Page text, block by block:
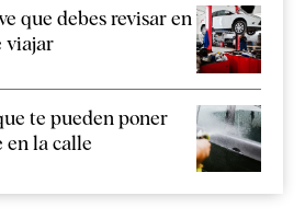
que debes revisar en
viajar
te pueden poner
en la calle